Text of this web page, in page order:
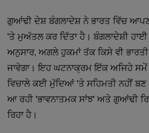
ਗੁਆਂਢੀ ਦੇਸ਼ ਬੰਗਲਾਦੇਸ਼ ਨੇ ਭਾਰਤ ਵਿੱਚ
'ਤੇ ਮੁਅੱਤਲ ਕਰ ਦਿੱਤਾ ਹੈ। ਬੰਗਲਾਦੇਸ਼ੀ ਹਾਈ
ਅਨੁਸਾਰ, ਅਗਲੇ ਹੁਕਮਾਂ ਤੱਕ ਕਿਸੇ ਵੀ ਭਾਰਤੀ
ਜਾਵੇਗਾ। ਇਹ ਘਟਨਾਕ੍ਰਮ ਇੱਕ ਅਜਿਹੇ
ਵਿਚਾਲੇ ਕਈ ਮੁੱਦਿਆਂ 'ਤੇ ਸਹਿਮਤੀ ਨਹੀਂ ਬਣ
ਆ ਰਹੀ 'ਭਾਵਨਾਤਮਕ ਸਾਂਝ' ਅਤੇ ਗੁਆਂਢੀ
ਰਿਹਾ ਹੈ।